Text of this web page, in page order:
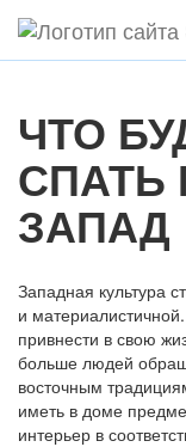
ЧТО
СПАТЬ
ЗАПАД
Западная культура
и
привнести в свою
больше людей
восточным
иметь в доме
интерьер в